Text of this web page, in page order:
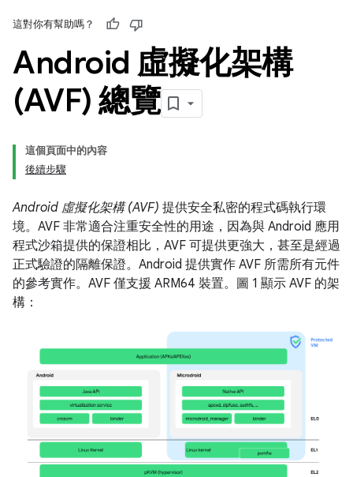
這對你有幫助嗎？
Android 虛擬化架構
(AVF) 總覽
這個頁面中的內容
後續步驟
Android 虛擬化架構 (AVF) 提供安全私密的程式碼執行環
境。AVF 非常適合注重安全性的用途，因為與 Android 應用
程式沙箱提供的保證相比，AVF 可提供更強大，甚至是經過
正式驗證的隔離保證。Android 提供實作 AVF 所需所有元件
的參考實作。AVF 僅支援 ARM64 裝置。圖 1 顯示 AVF 的架
構：